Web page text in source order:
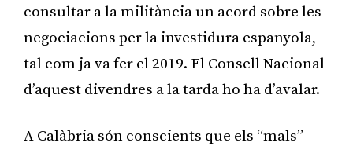
consultar a la militància un acord sobre les
negociacions per la investidura espanyola,
tal com ja va fer el 2019. El Consell Nacional
d’aquest divendres a la tarda ho ha d’avalar.
A Calàbria són conscients que els “mals”